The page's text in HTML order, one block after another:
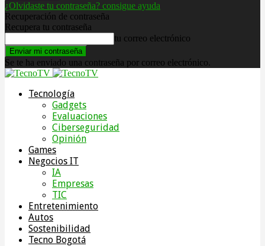
¿Olvidaste tu contraseña? consigue ayuda
Recuperación de contraseña
Recupera tu contraseña
tu correo electrónico
Se te ha enviado una contraseña por correo electrónico.
Tecnología
Gadgets
Evaluaciones
Ciberseguridad
Opinión
Games
Negocios IT
IA
Empresas
TIC
Entretenimiento
Autos
Sostenibilidad
Tecno Bogotá